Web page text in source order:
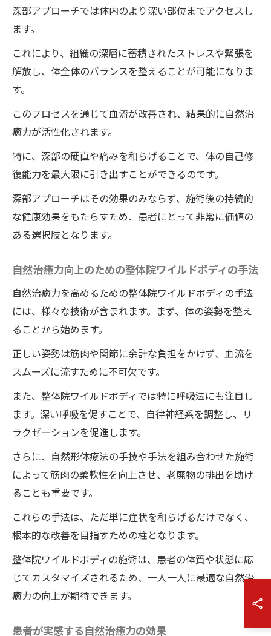
深部アプローチでは体内のより深い部位までアクセスし
ます。
これにより、組織の深層に蓄積されたストレスや緊張を
解放し、体全体のバランスを整えることが可能になりま
す。
このプロセスを通じて血流が改善され、結果的に自然治
癒力が活性化されます。
特に、深部の硬直や痛みを和らげることで、体の自己修
復能力を最大限に引き出すことができるのです。
深部アプローチはその効果のみならず、施術後の持続的
な健康効果をもたらすため、患者にとって非常に価値の
ある選択肢となります。
自然治癒力向上のための整体院ワイルドボディの手法
自然治癒力を高めるための整体院ワイルドボディの手法
には、様々な技術が含まれます。まず、体の姿勢を整え
ることから始めます。
正しい姿勢は筋肉や関節に余計な負担をかけず、血流を
スムーズに流すために不可欠です。
また、整体院ワイルドボディでは特に呼吸法にも注目し
ます。深い呼吸を促すことで、自律神経系を調整し、リ
ラクゼーションを促進します。
さらに、自然形体療法の手技や手法を組み合わせた施術
によって筋肉の柔軟性を向上させ、老廃物の排出を助け
ることも重要です。
これらの手法は、ただ単に症状を和らげるだけでなく、
根本的な改善を目指すための柱となります。
整体院ワイルドボディの施術は、患者の体質や状態に応
じてカスタマイズされるため、一人一人に最適な自然治
癒力の向上が期待できます。
患者が実感する自然治癒力の効果